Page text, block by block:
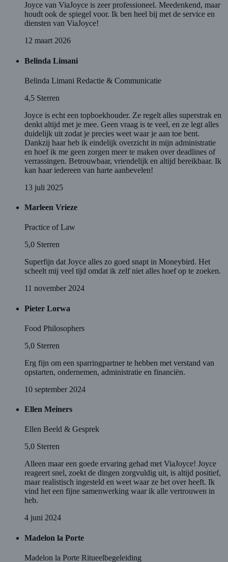
Joyce van ViaJoyce is zeer professioneel. Meedenkend, maar
houdt ook de spiegel voor. Ik ben heel bij met de service en
diensten van ViaJoyce!
12 maart 2026
Belinda Limani
Belinda Limani Redactie & Communicatie
4,5 Sterren
Joyce is echt een topboekhouder. Ze regelt alles superstrak en
denkt altijd met je mee. Geen vraag is te veel, en ze legt alles
duidelijk uit zodat je precies weet waar je aan toe bent.
Dankzij haar heb ik eindelijk overzicht in mijn administratie
en hoef ik me geen zorgen meer te maken over deadlines of
verrassingen. Betrouwbaar, vriendelijk en altijd bereikbaar. Ik
kan haar iedereen van harte aanbevelen!
13 juli 2025
Marleen Vrieze
Practice of Law
5,0 Sterren
Superfijn dat Joyce alles zo goed snapt in Moneybird. Het
scheelt mij veel tijd omdat ik zelf niet alles hoef op te zoeken.
11 november 2024
Pieter Lorwa
Food Philosophers
5,0 Sterren
Erg fijn om een sparringpartner te hebben met verstand van
opstarten, ondernemen, administratie en financiën.
10 september 2024
Ellen Meiners
Ellen Beeld & Gesprek
5,0 Sterren
Alleen maar een goede ervaring gehad met ViaJoyce! Joyce
reageert snel, zoekt de dingen zorgvuldig uit, is altijd positief,
maar realistisch ingesteld en weet waar ze het over heeft. Ik
vind het een fijne samenwerking waar ik alle vertrouwen in
heb.
4 juni 2024
Madelon la Porte
Madelon la Porte Ritueelbegeleiding